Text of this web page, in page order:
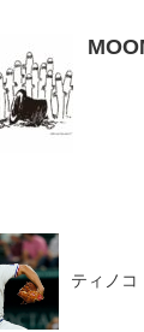
ティノコ